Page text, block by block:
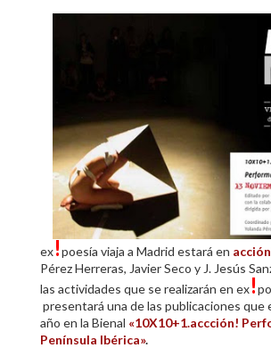
ex!poesía viaja a Madrid estará en
Pérez Herreras, Javier Seco y J. Jesús
las actividades que se realizarán en ex!
presentará una de las publicaciones que
año en la Bienal «10X10+1.accción!
Península Ibérica».